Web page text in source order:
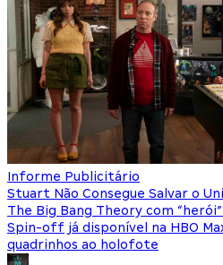
Informe Publicitário
Stuart Não Consegue Salvar o
The Big Bang Theory com
Spin-off já disponível na HBO
quadrinhos ao holofote